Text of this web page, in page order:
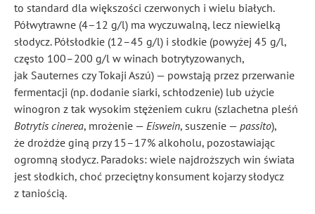
to standard dla większości czerwonych i wielu białych.
Półwytrawne (4–12 g/l) ma wyczuwalną, lecz niewielką
słodycz. Półsłodkie (12–45 g/l) i słodkie (powyżej 45 g/l,
często 100–200 g/l w winach botrytyzowanych,
jak Sauternes czy Tokaji Aszú) — powstają przez przerwanie
fermentacji (np. dodanie siarki, schłodzenie) lub użycie
winogron z tak wysokim stężeniem cukru (szlachetna pleśń
Botrytis cinerea, mrożenie — Eiswein, suszenie — passito),
że drożdże giną przy 15–17% alkoholu, pozostawiając
ogromną słodycz. Paradoks: wiele najdroższych win świata
jest słodkich, choć przeciętny konsument kojarzy słodycz
z taniością.